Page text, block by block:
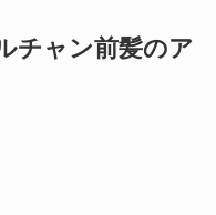
チャン前髪のア